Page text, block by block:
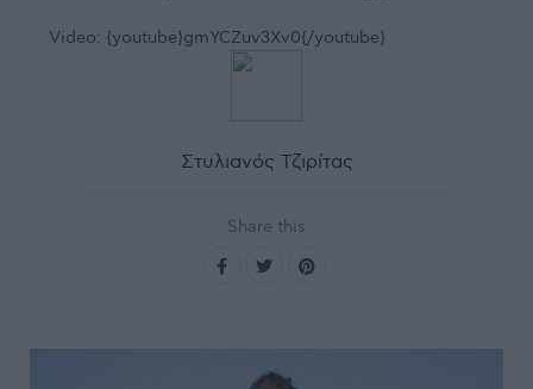
Video: {youtube}gmYCZuv3Xv0{/youtube}
Στυλιανός Τζιρίτας
Share this